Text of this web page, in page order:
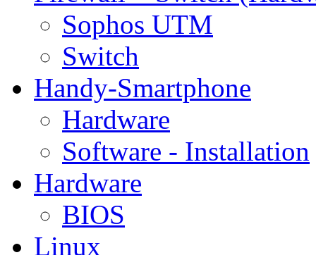
Sophos UTM
Switch
Handy-Smartphone
Hardware
Software - Installation
Hardware
BIOS
Linux